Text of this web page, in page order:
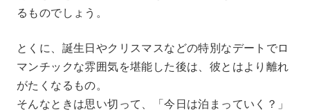
るものでしょう。
とくに、誕生日やクリスマスなどの特別なデートでロ
マンチックな雰囲気を堪能した後は、彼とはより離れ
がたくなるもの。
そんなときは思い切って、「今日は泊まっていく？」